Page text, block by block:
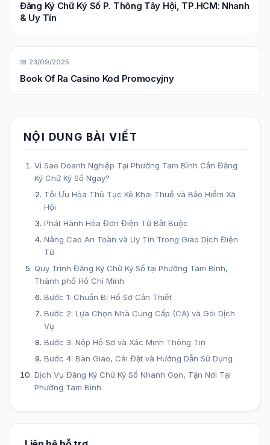
Đăng Ký Chữ Ký Số P. Thông Tây Hội, TP.HCM: Nhanh
& Uy Tín
📅 23/09/2025
Book Of Ra Casino Kod Promocyjny
NỘI DUNG BÀI VIẾT
Vì Sao Doanh Nghiệp Tại Phường Tam Bình Cần Đăng
Ký Chữ Ký Số Ngay?
Tối Ưu Hóa Thủ Tục Kê Khai Thuế và Bảo Hiểm Xã
Hội
Phát Hành Hóa Đơn Điện Tử Bắt Buộc
Nâng Cao An Toàn và Uy Tín Trong Giao Dịch Điện
Tử
Quy Trình Đăng Ký Chữ Ký Số tại Phường Tam Bình,
Thành phố Hồ Chí Minh
Bước 1: Chuẩn Bị Hồ Sơ Cần Thiết
Bước 2: Lựa Chọn Nhà Cung Cấp (CA) và Gói Dịch
Vụ
Bước 3: Nộp Hồ Sơ và Xác Minh Thông Tin
Bước 4: Bàn Giao, Cài Đặt và Hướng Dẫn Sử Dụng
Dịch Vụ Đăng Ký Chữ Ký Số Nhanh Gọn, Tận Nơi Tại
Phường Tam Bình